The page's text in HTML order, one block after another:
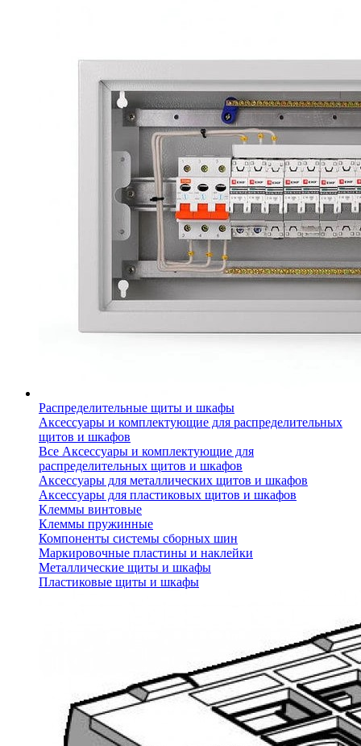
Распределительные щиты и шкафы
Аксессуары и комплектующие для распределительных
щитов и шкафов
Все Аксессуары и комплектующие для
распределительных щитов и шкафов
Аксессуары для металлических щитов и шкафов
Аксессуары для пластиковых щитов и шкафов
Клеммы винтовые
Клеммы пружинные
Компоненты системы сборных шин
Маркировочные пластины и наклейки
Металлические щиты и шкафы
Пластиковые щиты и шкафы